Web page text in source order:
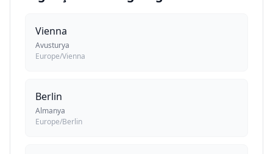
Vienna
Avusturya
Europe/Vienna
Berlin
Almanya
Europe/Berlin